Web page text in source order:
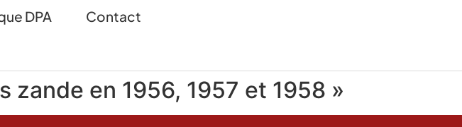
DPA Contact
en 1956, 1957 et 1958 »